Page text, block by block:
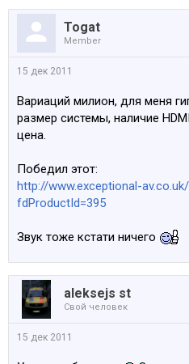
Togat
Member
15 дек 2011
Вариаций милион, для меня
размер системы, наличие
цена.
Победил этот:
http://www.exceptional-
fdProductId=395
Звук тоже кстати ничего
aleksejs st
Свой человек
15 дек 2011